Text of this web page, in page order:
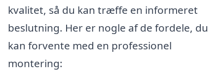
kvalitet, så du kan træffe en informeret
beslutning. Her er nogle af de fordele, du
kan forvente med en professionel
montering: